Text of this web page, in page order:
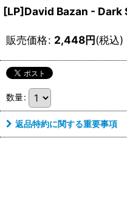
[LP]David Bazan -
販売価格: 2,448円(税込)
数量:
返品特約に関する重要事項